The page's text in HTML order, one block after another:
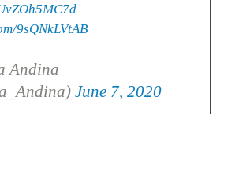
9sQNkLVtAB
Andina
June 7, 2020